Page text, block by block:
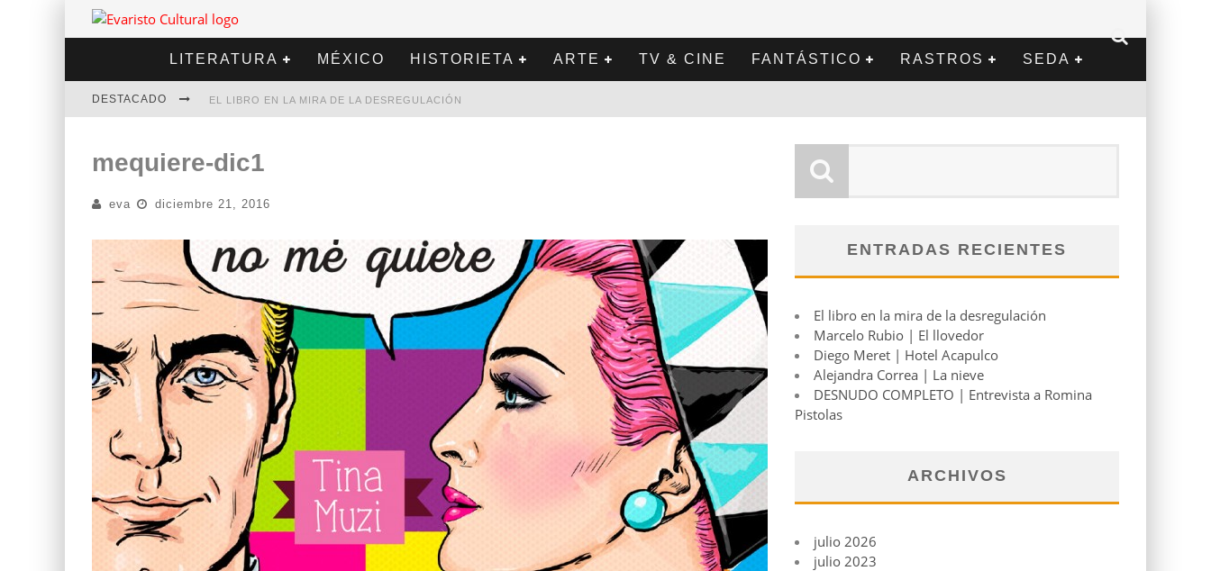
LITERATURA MÉXICO HISTORIETA ARTE TV & CINE FANTÁSTICO RASTROS SEDA
DESTACADO EL LIBRO EN LA MIRA DE LA DESREGULACIÓN
DIEGO MERET | HOTEL ACAPULCO
ALEJANDRA CORREA | LA NIEVE
mequiere-dic1
eva diciembre 21, 2016
ENTRADAS RECIENTES
El libro en la mira de la desregulación
Marcelo Rubio | El llovedor
Diego Meret | Hotel Acapulco
Alejandra Correa | La nieve
DESNUDO COMPLETO | Entrevista a Romina
Pistolas
ARCHIVOS
julio 2026
julio 2023